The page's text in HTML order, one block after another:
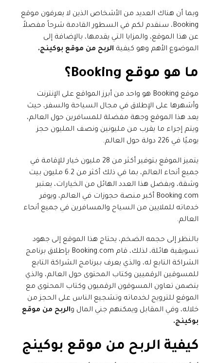
وبما أن هناك العديد من الأشخاص الذين لا يعرفون موقع
Booking، سنقدم لكم في السطور القادمة شرحاً مفصلاً
عن هذا الموقع، والمزايا التي يقدمها، بالإضافة إلى
الموضوع الأهم وهو كيفية الربح من موقع بوكينج.
ما هو موقع Booking؟
موقع Booking هو واحد من أبرز المواقع على الإنترنت
وأشهرها على الإطلاق في مجال السياحة والسفر، حيث
يعد هذا الموقع وجهة مفضلة للمسافرين حول العالم،
ويتم إجراء ما يقرب من مليونين ونصف المليون حجز
يوميًا في 226 دولة حول العالم.
يتميز الموقع بتوفير أكثر من 28 مليون خيار للإقامة في
جميع أنحاء العالم، بما في ذلك أكثر من 6.2 مليون بيت
وشقة، وبفضل هذا العدد الهائل من الخيارات، يعتبر
Booking.com أكبر منصة حجوزات في العالم، ويوفر
خدماته للملايين من السياح والمسافرين في جميع أنحاء
العالم.
بالنظر إلى حجمه الضخم، يحتاج هذا الموقع إلى جهود
تسويقية هائلة، لذلك، قام Booking.com بإطلاق برنامج
الشراكة التابع له، والذي يعرف ببرنامج الشراكة التابع
للمسوقين الرقميين وكتاب المحتوى حول العالم، والذي
يتضمن تعاون المسوقون الرقميون وكتاب المحتوى مع
الموقع للترويج لخدماته وتشجيع الناس على الحجز من
خلاله، وفي المقابل ويمكنهم جني المال والربح من موقع
بوكينج.
كيفية الربح من موقع بوكينج